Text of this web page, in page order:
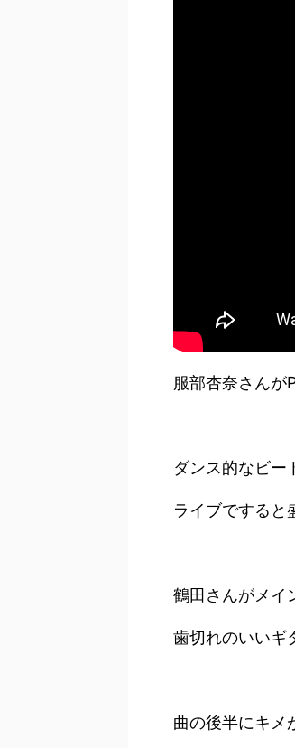
服部杏奈さんが
ダンス的なビー
ライブですると
鶴田さんがメイ
歯切れのいいギ
曲の後半にキメ